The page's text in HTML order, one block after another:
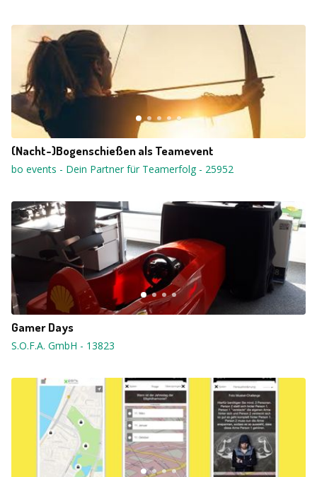
(Nacht-)Bogenschießen als Teamevent
bo events - Dein Partner für Teamerfolg- 25952
Gamer Days
S.O.F.A. GmbH - 13823